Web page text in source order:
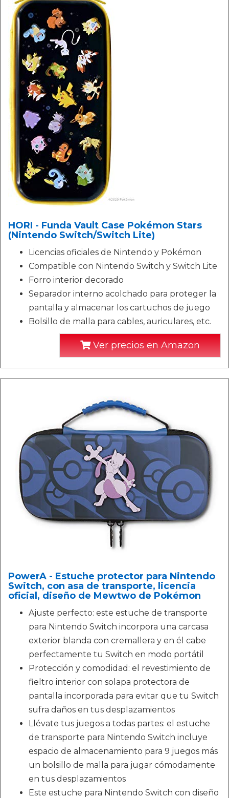
HORI - Funda Vault Case Pokémon Stars
(Nintendo Switch/Switch Lite)
Licencias oficiales de Nintendo y Pokémon
Compatible con Nintendo Switch y Switch Lite
Forro interior decorado
Separador interno acolchado para proteger la
pantalla y almacenar los cartuchos de juego
Bolsillo de malla para cables, auriculares, etc.
Ver precios en Amazon
PowerA - Estuche protector para Nintendo
Switch, con asa de transporte, licencia
oficial, diseño de Mewtwo de Pokémon
Ajuste perfecto: este estuche de transporte
para Nintendo Switch incorpora una carcasa
exterior blanda con cremallera y en él cabe
perfectamente tu Switch en modo portátil
Protección y comodidad: el revestimiento de
fieltro interior con solapa protectora de
pantalla incorporada para evitar que tu Switch
sufra daños en tus desplazamientos
Llévate tus juegos a todas partes: el estuche
de transporte para Nintendo Switch incluye
espacio de almacenamiento para 9 juegos más
un bolsillo de malla para jugar cómodamente
en tus desplazamientos
Este estuche para Nintendo Switch con diseño